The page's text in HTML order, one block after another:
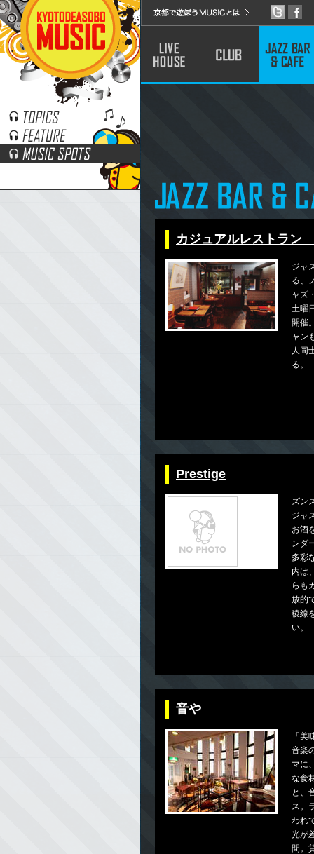
カジュアルレストラン
ジャ
る、
ャズ
土曜
開催
ャン
人同
る。
Prestige
ズン
ジャ
お酒
ンダ
多彩
内は
らも
放的
稜線
い。
音や
「
音楽
マに
な食
と、
ス。
われ
光が
間。